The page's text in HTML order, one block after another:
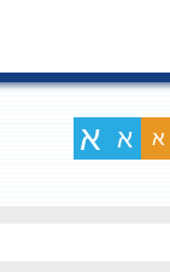
א א א